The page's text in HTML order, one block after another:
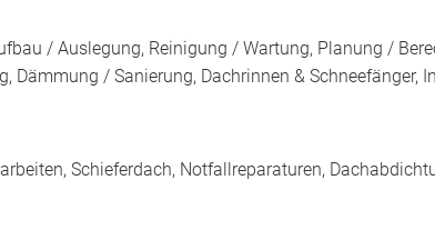
/ Auslegung, Reinigung / Wartung, Planung /
Dämmung / Sanierung, Dachrinnen & Schneefänger,
Schieferdach, Notfallreparaturen,